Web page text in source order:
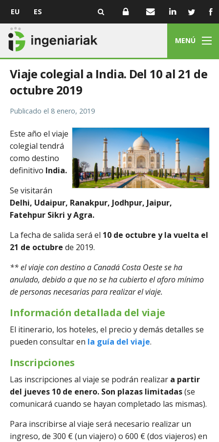
EU ES
MENÚ
Viaje colegial a India. Del 10 al 21 de
octubre 2019
Publicado el 8 enero, 2019
Este año el viaje
colegial tendrá
como destino
definitivo India.
Se visitarán
Delhi, Udaipur, Ranakpur, Jodhpur, Jaipur,
Fatehpur Sikri y Agra.
La fecha de salida será el 10 de octubre y la vuelta el
21 de octubre de 2019.
** el viaje con destino a Canadá Costa Oeste se ha
anulado, debido a que no se ha cubierto el aforo mínimo
de personas necesarias para realizar el viaje.
Información detallada del viaje
El itinerario, los hoteles, el precio y demás detalles se
pueden consultar en la guía del viaje.
Inscripciones
Las inscripciones al viaje se podrán realizar a partir
del jueves 10 de enero. Son plazas limitadas(se
comunicará cuando se hayan completado las mismas).
Para inscribirse al viaje será necesario realizar un
ingreso, de 300 € (un viajero) o 600 € (dos viajeros) en